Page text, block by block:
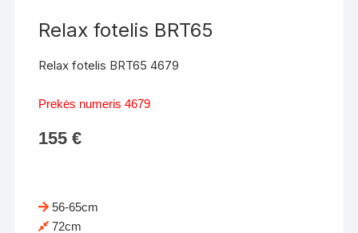
Relax fotelis BRT65
Relax fotelis BRT65 4679
Prekės numeris 4679
155€
56-65cm
72cm